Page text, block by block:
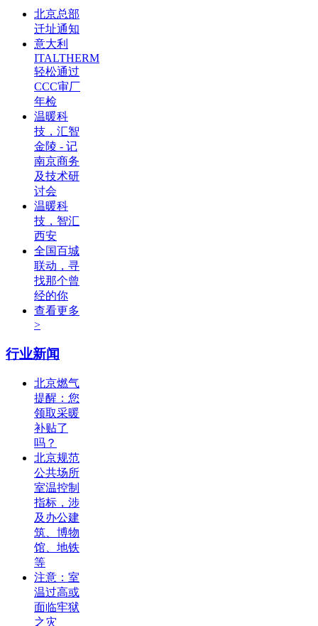
北京总部
迁址通知
意大利
ITALTHERM
轻松通过
CCC审厂
年检
温暖科
技，汇智
金陵 - 记
南京商务
及技术研
讨会
温暖科
技，智汇
西安
全国百城
联动，寻
找那个曾
经的你
查看更多
>
行业新闻
北京燃气
提醒：您
领取采暖
补贴了
吗？
北京规范
公共场所
室温控制
指标，涉
及办公建
筑、博物
馆、地铁
等
注意：室
温过高或
面临牢狱
之灾